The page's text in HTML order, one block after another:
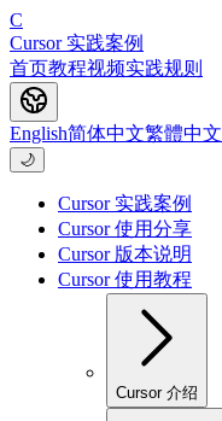
C
Cursor 实践案例
首页教程视频实践规则
English简体中文繁體中文
🌙
Cursor 实践案例
Cursor 使用分享
Cursor 版本说明
Cursor 使用教程
Cursor 介绍